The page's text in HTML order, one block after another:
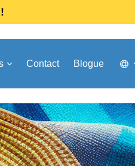
Contact Blogue